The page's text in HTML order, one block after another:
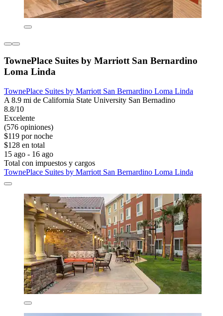
TownePlace Suites by Marriott San Bernardino
Loma Linda
TownePlace Suites by Marriott San Bernardino Loma Linda
A 8.9 mi de California State University San Bernadino
8.8/10
Excelente
(576 opiniones)
$119 por noche
$128 en total
15 ago - 16 ago
Total con impuestos y cargos
TownePlace Suites by Marriott San Bernardino Loma Linda